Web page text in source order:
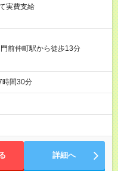
実費支給
門前仲町駅から徒歩13分
時間30分
詳細へ